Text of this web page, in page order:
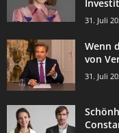
31. Juli
Wenn
von
31. Juli